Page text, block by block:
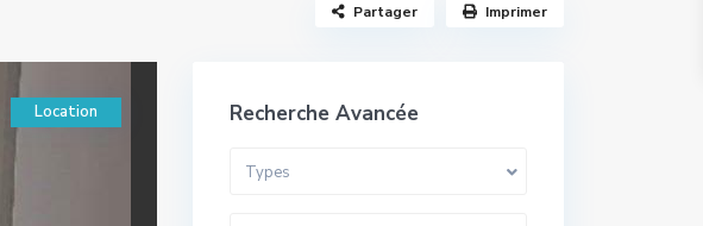
Partager Imprimer
Location Recherche Avancée
Types